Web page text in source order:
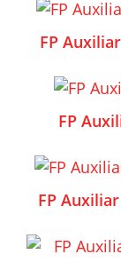
FP
FP
FP